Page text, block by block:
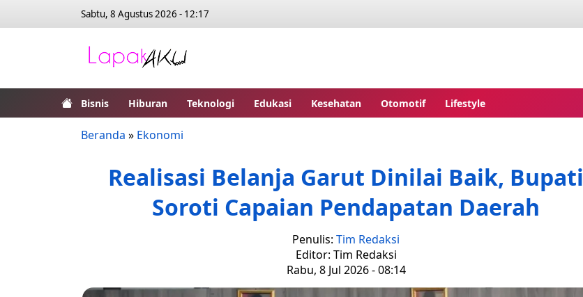
Sabtu, 8 Agustus 2026 - 12:17
Bisnis Hiburan Teknologi Edukasi Kesehatan Otomotif Lifestyle
Beranda » Ekonomi
Realisasi Belanja Garut Dinilai Baik, Bupati
Soroti Capaian Pendapatan Daerah
Penulis: Tim Redaksi
Editor: Tim Redaksi
Rabu, 8 Jul 2026 - 08:14